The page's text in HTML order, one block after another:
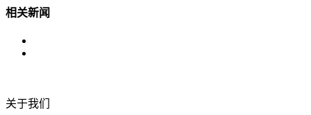
相关新闻
关于我们